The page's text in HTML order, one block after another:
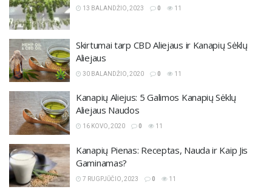
13 BALANDŽIO, 2023 0 11
Skirtumai tarp CBD Aliejaus ir Kanapių Sėklų
Aliejaus
30 BALANDŽIO, 2020 0 11
Kanapių Aliejus: 5 Galimos Kanapių Sėklų
Aliejaus Naudos
16 KOVO, 2020 0 11
Kanapių Pienas: Receptas, Nauda ir Kaip Jis
Gaminamas?
7 RUGPJŪČIO, 2023 0 11